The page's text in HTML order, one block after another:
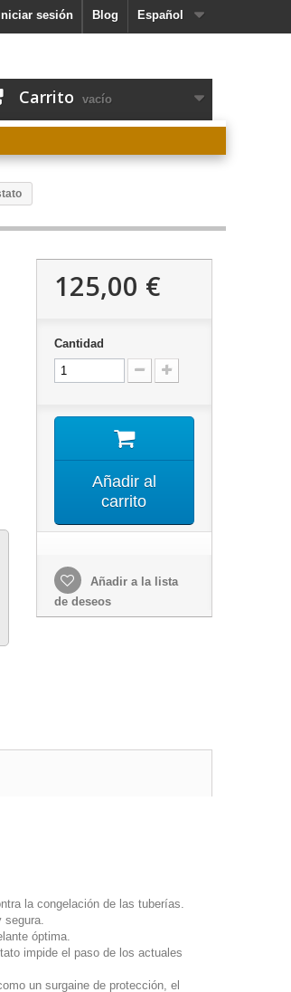
Español
Blog
Iniciar sesión
Carrito vacío
125,00 €
Cantidad
Añadir al
carrito
Añadir a la lista
de deseos
la congelación de las tuberías.
segura.
óptima.
impide el paso de los actuales
un surgaine de protección, el